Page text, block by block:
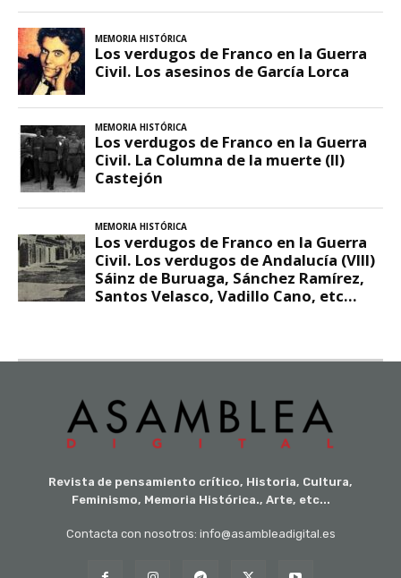
Revista de pensamiento crítico, Historia, Cultura,
Feminismo, Memoria Histórica., Arte, etc...
Contacta con nosotros: info@asambleadigital.es